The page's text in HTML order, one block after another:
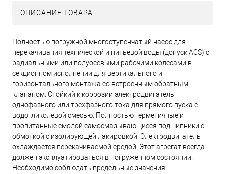
ОПИСАНИЕ ТОВАРА
Полностью погружной многоступенчатый насос для
перекачивания технической и питьевой воды (допуск ACS) с
радиальными или полуосевыми рабочими колесами в
секционном исполнении для вертикального и
горизонтального монтажа со встроенным обратным
клапаном. Стойкий к коррозии электродвигатель
однофазного или трехфазного тока для прямого пуска с
водогликолевой смесью. Полностью герметичные и
пропитанные смолой самосмазывающиеся подшипники с
обмоткой с изолирующей лакировкой. Электродвигатель
охлаждается перекачиваемой средой. Этот агрегат всегда
должен эксплуатироваться в погруженном состоянии.
Необходимо соблюдать предельные значения